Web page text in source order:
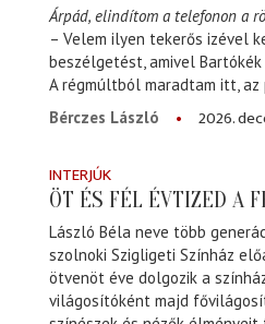
Árpád, elindítom a telefonon a
– Velem ilyen tekerős izével
beszélgetést, amivel
A régmúltból maradtam itt, az
Bérczes László
2026.
INTERJÚK
ÖT ÉS FÉL ÉVTIZED A
László Béla neve több
szolnoki Szigligeti Színház
ötvenöt éve dolgozik a
világosítóként majd